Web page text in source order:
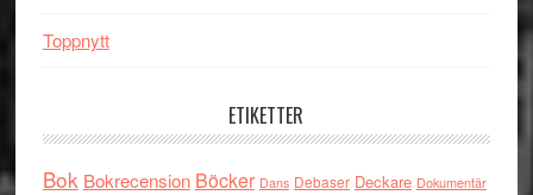
Toppnytt
ETIKETTER
Bok Bokrecension Böcker Dans Debaser Deckare Dokumentär